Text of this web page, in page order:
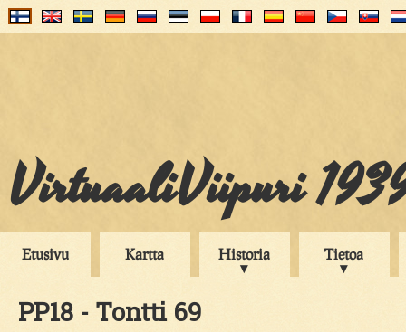
VirtuaaliViipuri
Etusivu Kartta Historia Tietoa
PP18 - Tontti 69